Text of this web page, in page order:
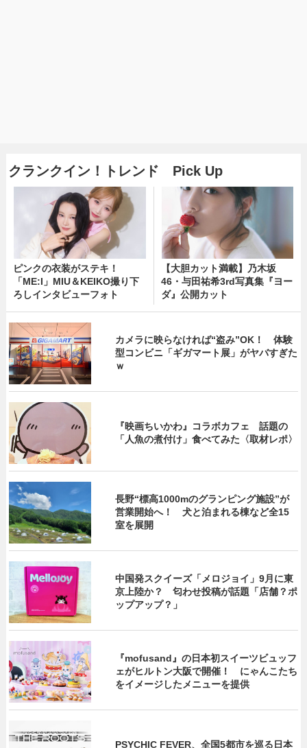
クランクイン！トレンド Pick Up
ピンクの衣装がステキ！
「ME:I」MIU＆KEIKO撮り下
ろしインタビューフォト
【大胆カット満載】乃木坂
46・与田祐希3rd写真集『ヨー
ダ』公開カット
カメラに映らなければ“盗み”OK！ 体験
型コンビニ「ギガマート展」がヤバすぎた
ｗ
『映画ちいかわ』コラボカフェ 話題の
「人魚の煮付け」食べてみた〈取材レポ〉
長野“標高1000mのグランピング施設”が
営業開始へ！ 犬と泊まれる棟など全15
室を展開
中国発スクイーズ「メロジョイ」9月に東
京上陸か？ 匂わせ投稿が話題「店舗？ポ
ップアップ？」
『mofusand』の日本初スイーツビュッフ
ェがヒルトン大阪で開催！ にゃんこたち
をイメージしたメニューを提供
PSYCHIC FEVER、全国5都市を巡る日本